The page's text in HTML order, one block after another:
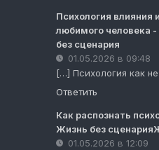
Психология влияния
любимого человека
без сценария
01.05.2026 в 09:48
[…] Психология как
Ответить
Как распознать
Жизнь без
01.05.2026 в 12:09